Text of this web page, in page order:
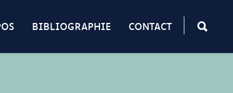
BIBLIOGRAPHIE CONTACT